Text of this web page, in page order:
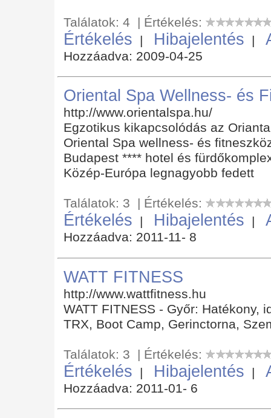
Találatok: 4 | Értékelés:
Értékelés | Hibajelentés |
Hozzáadva: 2009-04-25
Oriental Spa Wellness- és
http://www.orientalspa.hu/
Egzotikus kikapcsolódás az
Oriental Spa wellness- és
Budapest **** hotel és
Közép-Európa legnagyobb fedett
Találatok: 3 | Értékelés:
Értékelés | Hibajelentés |
Hozzáadva: 2011-11- 8
WATT FITNESS
http://www.wattfitness.hu
WATT FITNESS - Győr: Hatékony,
TRX, Boot Camp, Gerinctorna,
Találatok: 3 | Értékelés:
Értékelés | Hibajelentés |
Hozzáadva: 2011-01- 6